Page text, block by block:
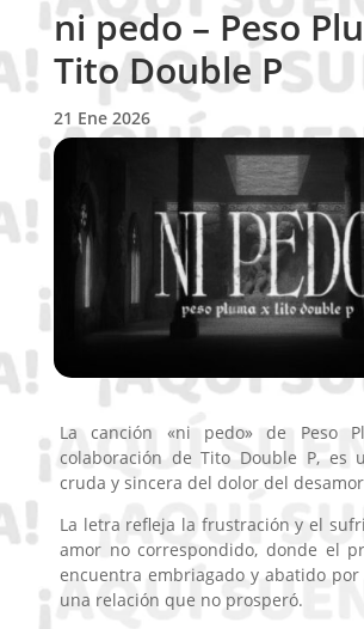
ni pedo – Peso
Tito Double P
21 Ene 2026
La canción «ni pedo» de Peso
colaboración de Tito Double P, es
cruda y sincera del dolor del
La letra refleja la frustración y el
amor no correspondido, donde el
encuentra embriagado y abatido
una relación que no prosperó.